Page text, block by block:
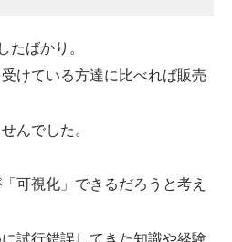
たばかり。
けている方達に比べれば販売
んでした。
可視化」できるだろうと考え